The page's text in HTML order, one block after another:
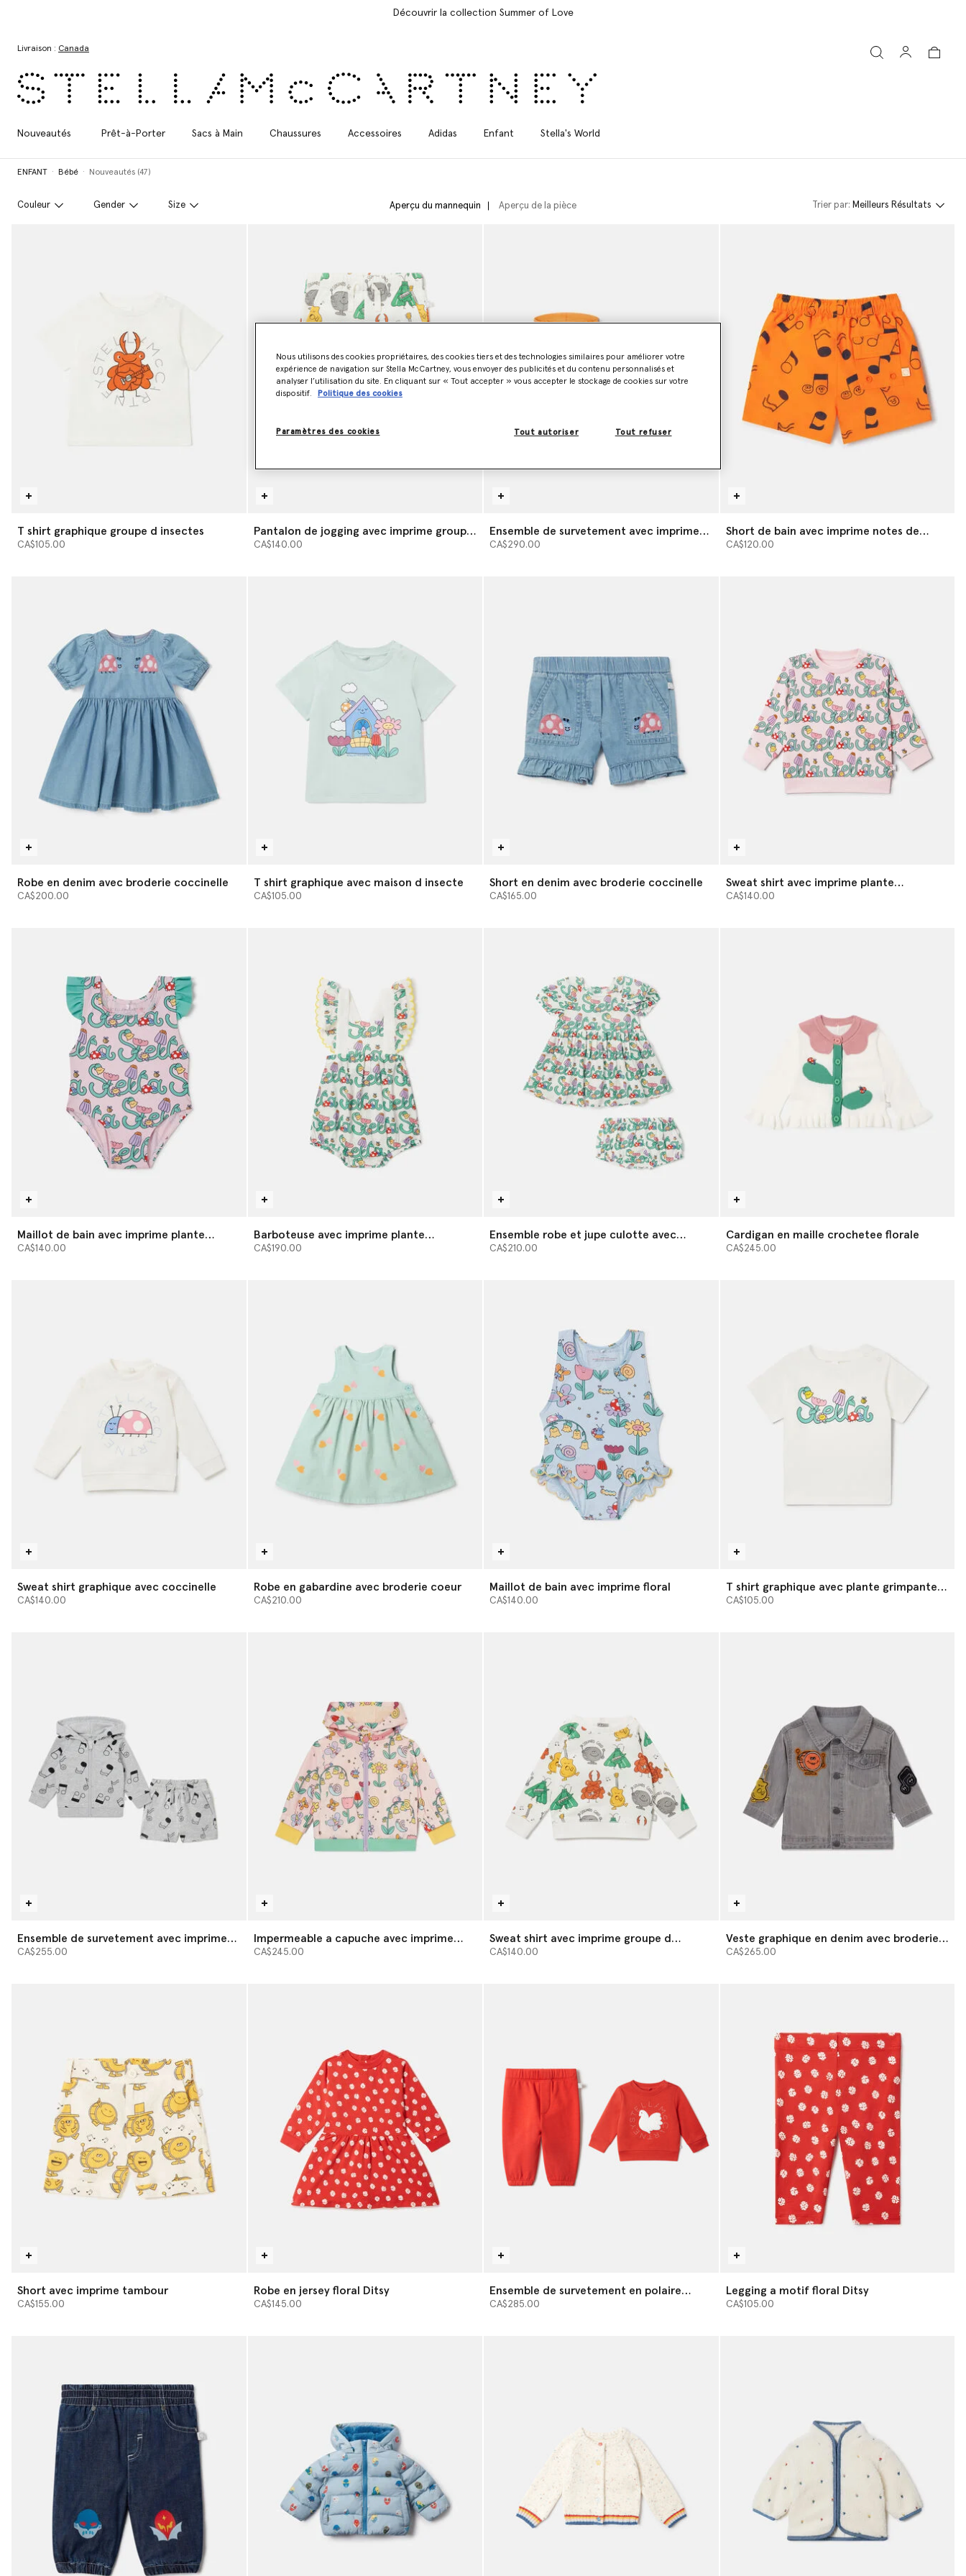
Livraison : Canada
Nouveautés Prêt-à-Porter Sacs à Main Chaussures Accessoires Adidas Enfant Stella's World
ENFANT Bébé Nouveautés (47)
Couleur Gender Size Aperçu du mannequin Aperçu de la pièce Trier par: Meilleurs Résultats
T shirt graphique groupe d insectes
CA$105.00
Pantalon de jogging avec imprime groupe
d insectes
CA$140.00
Ensemble de survetement avec imprime
coccinelle
CA$290.00
Short de bain avec imprime notes de
musique
CA$120.00
Robe en denim avec broderie coccinelle
CA$200.00
T shirt graphique avec maison d insecte
CA$105.00
Short en denim avec broderie coccinelle
CA$165.00
Sweat shirt avec imprime plante
grimpante Stella
CA$140.00
Maillot de bain avec imprime plante
grimpante Stella
CA$140.00
Barboteuse avec imprime plante
grimpante Stella
CA$190.00
Ensemble robe et jupe culotte avec
imprime plante grimpante Stella
CA$210.00
Cardigan en maille crochetee florale
CA$245.00
Sweat shirt graphique avec coccinelle
CA$140.00
Robe en gabardine avec broderie coeur
CA$210.00
Maillot de bain avec imprime floral
CA$140.00
T shirt graphique avec plante grimpante
Stella
CA$105.00
Ensemble de survetement avec imprime
musique
CA$255.00
Impermeable a capuche avec imprime
floral
CA$245.00
Sweat shirt avec imprime groupe d
insectes
CA$140.00
Veste graphique en denim avec broderie
musique
CA$265.00
Short avec imprime tambour
CA$155.00
Robe en jersey floral Ditsy
CA$145.00
Ensemble de survetement en polaire
rouge
CA$285.00
Legging a motif floral Ditsy
CA$105.00
Nous utilisons des cookies propriétaires, des cookies tiers et des technologies similaires pour améliorer votre
expérience de navigation sur Stella McCartney, vous envoyer des publicités et du contenu personnalisés et
analyser l’utilisation du site. En cliquant sur « Tout accepter » vous accepter le stockage de cookies sur votre
dispositif.
Politique des cookies
Paramètres des cookies Tout refuser
Tout autoriser